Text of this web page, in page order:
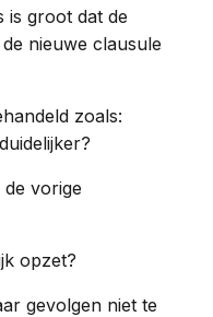
is groot dat de
nieuwe clausule
zoals:
vorige
opzet?
gevolgen niet te